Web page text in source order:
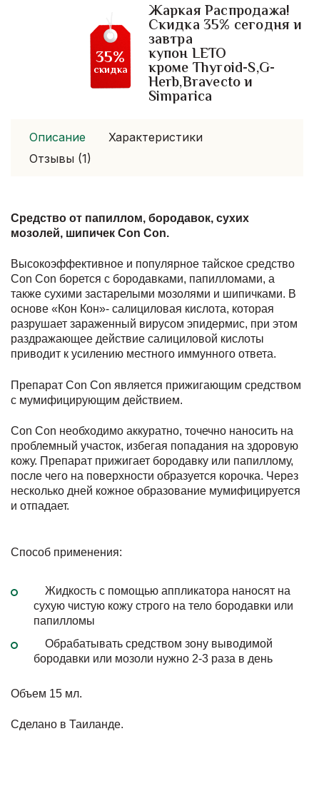
Жаркая Распродажа!
Скидка 35% сегодня и
завтра
купон LETO
кроме Thyroid-S,G-
Herb,Bravecto и
Simparica
35%
скидка
Описание
Характеристики
Отзывы (1)
Средство от папиллом, бородавок, сухих
мозолей, шипичек Con Con.
Высокоэффективное и популярное тайское средство
Con Con борется с бородавками, папилломами, а
также сухими застарелыми мозолями и шипичками. В
основе «Кон Кон»- салициловая кислота, которая
разрушает зараженный вирусом эпидермис, при этом
раздражающее действие салициловой кислоты
приводит к усилению местного иммунного ответа.
Препарат Con Con является прижигающим средством
с мумифицирующим действием.
Con Con необходимо аккуратно, точечно наносить на
проблемный участок, избегая попадания на здоровую
кожу. Препарат прижигает бородавку или папиллому,
после чего на поверхности образуется корочка. Через
несколько дней кожное образование мумифицируется
и отпадает.
Способ применения:
Жидкость с помощью аппликатора наносят на
сухую чистую кожу строго на тело бородавки или
папилломы
Обрабатывать средством зону выводимой
бородавки или мозоли нужно 2-3 раза в день
Объем 15 мл.
Сделано в Таиланде.